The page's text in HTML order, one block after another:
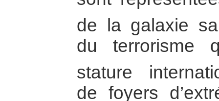
de la galaxie
du terrorisme
stature
de foyers